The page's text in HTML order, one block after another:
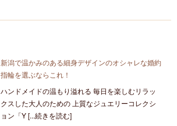
新潟で温かみのある細身デザインのオシャレな婚約
指輪を選ぶならこれ！
ハンドメイドの温もり溢れる 毎日を楽しむリラッ
クスした大人のための 上質なジュエリーコレクシ
ョン「Y [...続きを読む]